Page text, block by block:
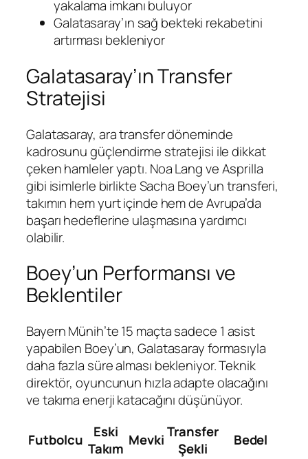
yakalama imkanı buluyor
Galatasaray’ın sağ bekteki rekabetini
artırması bekleniyor
Galatasaray’ın Transfer
Stratejisi
Galatasaray, ara transfer döneminde
kadrosunu güçlendirme stratejisi ile dikkat
çeken hamleler yaptı. Noa Lang ve Asprilla
gibi isimlerle birlikte Sacha Boey’un transferi,
takımın hem yurt içinde hem de Avrupa’da
başarı hedeflerine ulaşmasına yardımcı
olabilir.
Boey’un Performansı ve
Beklentiler
Bayern Münih’te 15 maçta sadece 1 asist
yapabilen Boey’un, Galatasaray formasıyla
daha fazla süre alması bekleniyor. Teknik
direktör, oyuncunun hızla adapte olacağını
ve takıma enerji katacağını düşünüyor.
Futbolcu
Eski
Takım Mevki Transfer
Şekli
Bedel